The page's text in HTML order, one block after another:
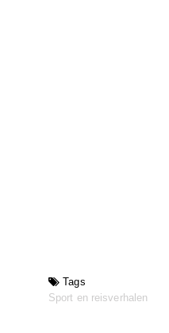
Tags
Sport en reisverhalen